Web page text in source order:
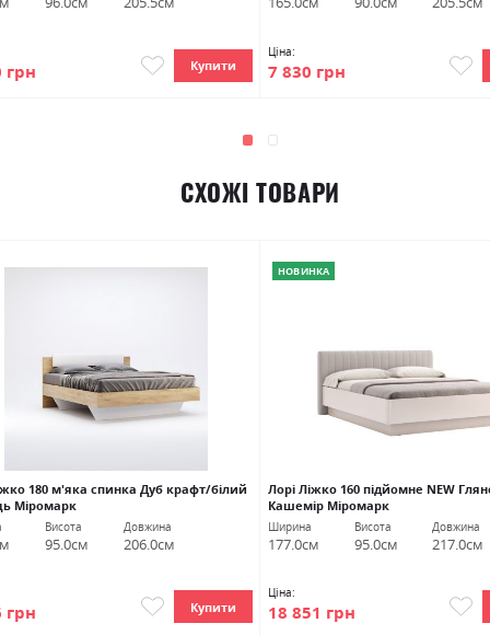
грн Купити
Ціна:
7 830 грн
СХОЖІ ТОВАРИ
180 м'яка спинка Дуб крафт/білий
Міромарк
Висота
95.0см
Довжина
206.0см
грн Купити
НОВИНКА
Лорі Ліжко 160 підйомне NEW
Кашемір Міромарк
Ширина
177.0см
Висота
95.0см
Довжина
217.0см
Ціна:
18 851 грн